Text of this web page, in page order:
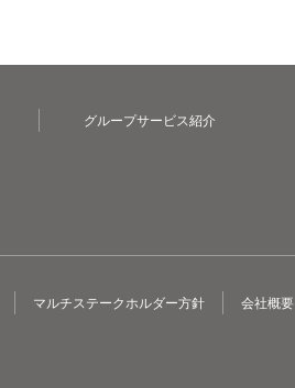
グループサービス紹介
マルチステークホルダー方針 会社概要